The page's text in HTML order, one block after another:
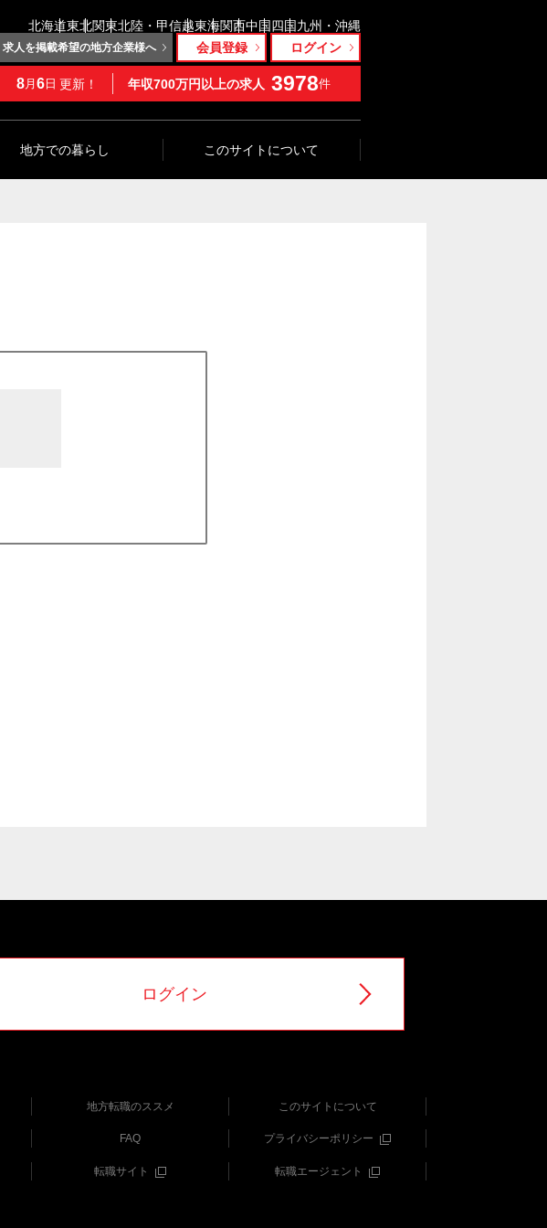
北海道東北関東北陸・甲信越東海関西中国四国九州・沖縄
求人を掲載希望の地方企業様へ 会員登録 ログイン
8月 6日 更新！ 年収700万円以上の求人 3978件
地方での暮らし このサイトについて
ログイン
地方転職のススメ このサイトについて
FAQ プライバシーポリシー
転職サイト 転職エージェント